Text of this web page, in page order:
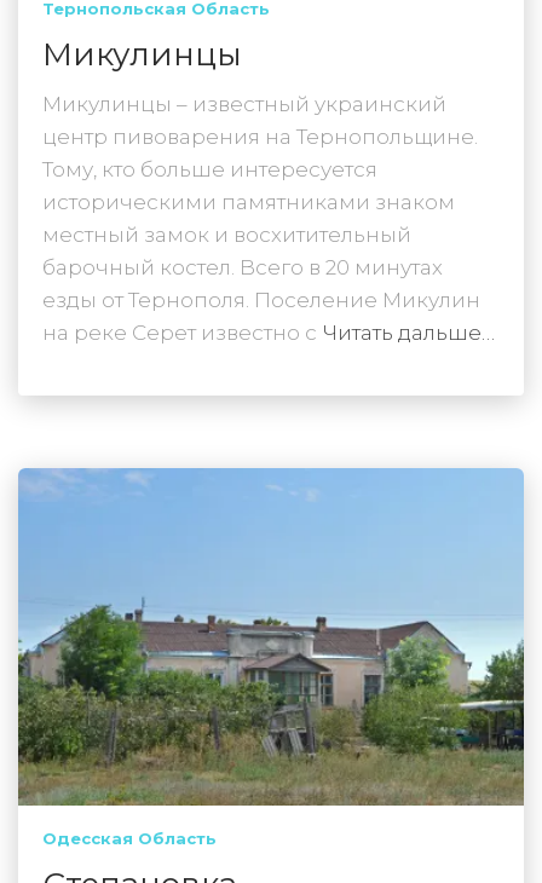
Тернопольская Область
Микулинцы
Микулинцы – известный украинский
центр пивоварения на Тернопольщине.
Тому, кто больше интересуется
историческими памятниками знаком
местный замок и восхитительный
барочный костел. Всего в 20 минутах
езды от Тернополя. Поселение Микулин
на реке Серет известно с Читать дальше…
Одесская Область